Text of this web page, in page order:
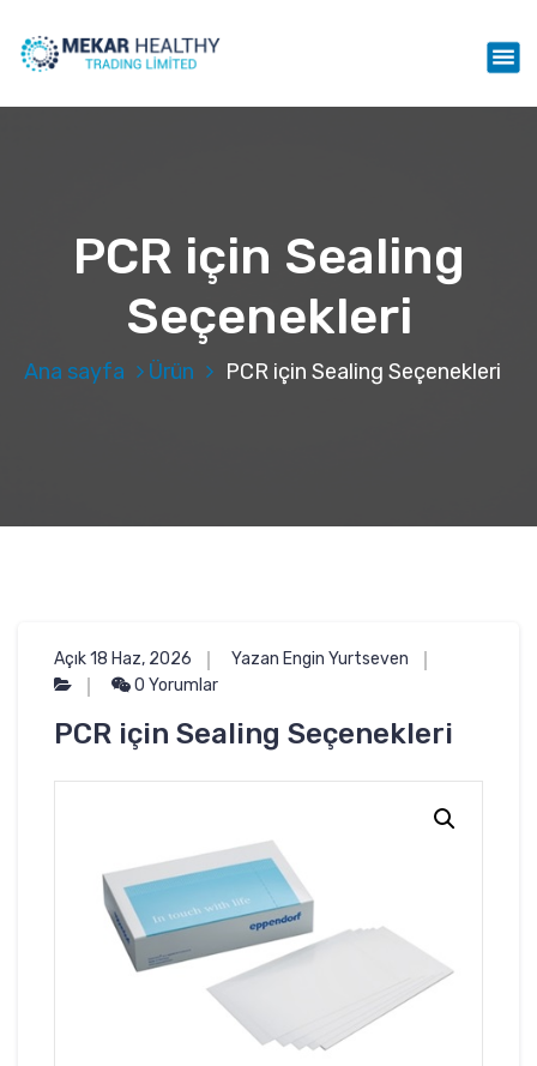
Mekar Healthy Trading LTD
PCR için Sealing
Seçenekleri
Ana sayfa Ürün PCR için Sealing Seçenekleri
Açık 18 Haz, 2026
Yazan Engin Yurtseven
0 Yorumlar
PCR için Sealing Seçenekleri